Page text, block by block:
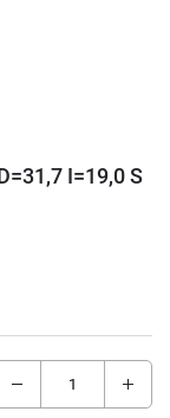
I=19,0 S